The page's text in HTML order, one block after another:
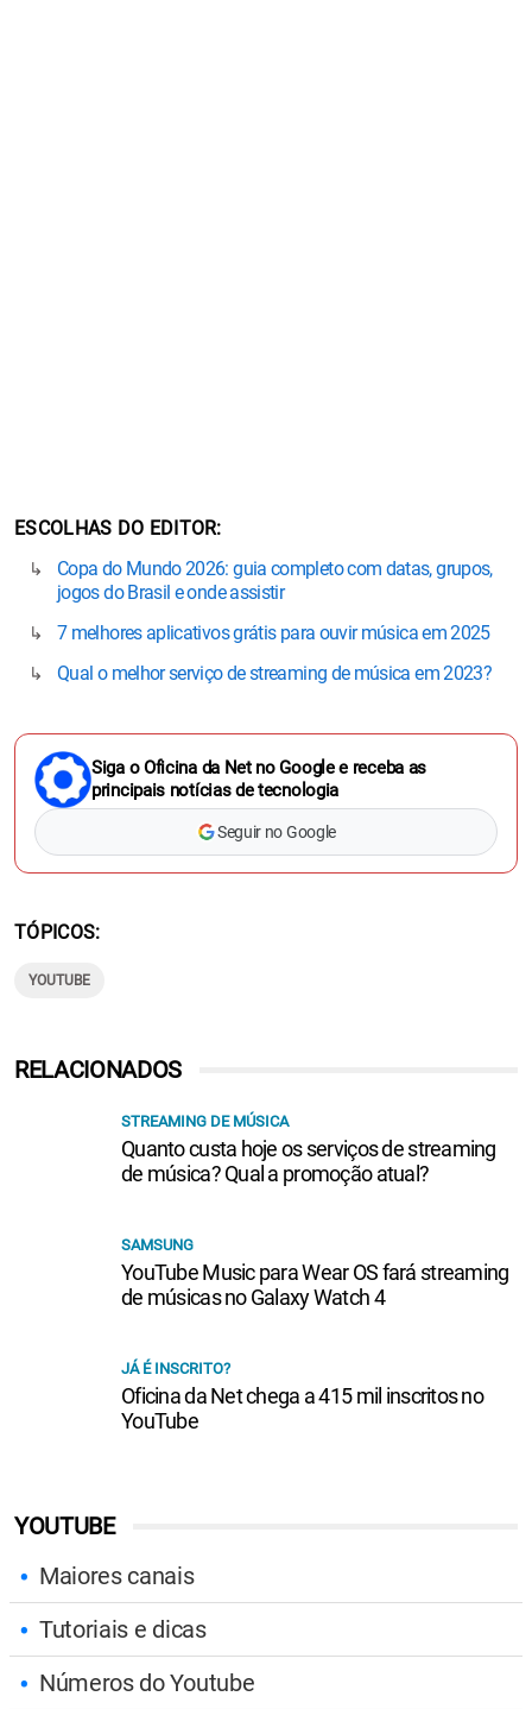
ESCOLHAS DO EDITOR
Copa do Mundo 2026: guia completo com datas, grupos,
jogos do Brasil e onde assistir
7 melhores aplicativos grátis para ouvir música em 2025
Qual o melhor serviço de streaming de música em 2023?
Siga o Oficina da Net no Google e receba as
principais notícias de tecnologia
Seguir no Google
TÓPICOS
YOUTUBE
YOUTUBE
Maiores canais
Tutoriais e dicas
Números do Youtube
RELACIONADOS
STREAMING DE MÚSICA
Quanto custa hoje os serviços de streaming
de música? Qual a promoção atual?
SAMSUNG
YouTube Music para Wear OS fará streaming
de músicas no Galaxy Watch 4
JÁ É INSCRITO?
Oficina da Net chega a 415 mil inscritos no
YouTube